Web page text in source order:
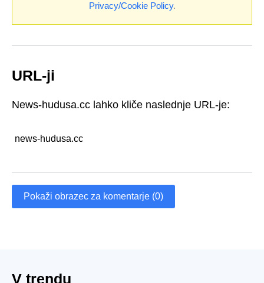
Privacy/Cookie Policy.
URL-ji
News-hudusa.cc lahko kliče naslednje URL-je:
news-hudusa.cc
Pokaži obrazec za komentarje (0)
V trendu